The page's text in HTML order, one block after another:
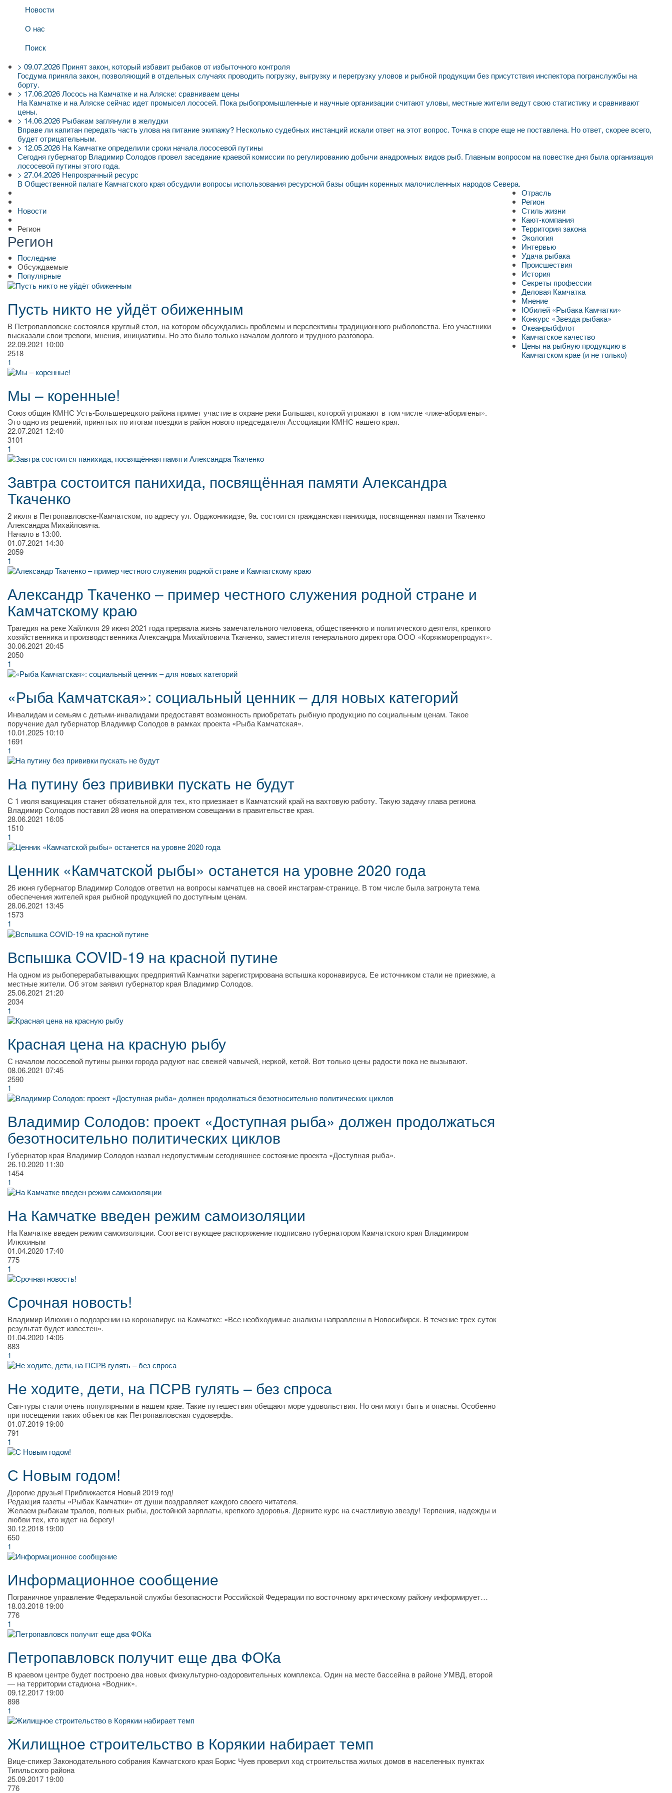
Новости
О нас
Поиск
> 09.07.2026 Принят закон, который избавит рыбаков от избыточного контроля
Госдума приняла закон, позволяющий в отдельных случаях проводить погрузку, выгрузку и перегрузку уловов и рыбной продукции без присутствия инспектора погранслужбы на
борту.
> 17.06.2026Лосось на Камчатке и на Аляске: сравниваем цены
На Камчатке и на Аляске сейчас идет промысел лососей. Пока рыбопромышленные и научные организации считают уловы, местные жители ведут свою статистику и сравнивают
цены.
> 14.06.2026 Рыбакам заглянули в желудки
Вправе ли капитан передать часть улова на питание экипажу? Несколько судебных инстанций искали ответ на этот вопрос. Точка в споре еще не поставлена. Но ответ, скорее всего,
будет отрицательным.
> 12.05.2026 На Камчатке определили сроки начала лососевой путины
Сегодня губернатор Владимир Солодов провел заседание краевой комиссии по регулированию добычи анадромных видов рыб. Главным вопросом на повестке дня была организация
лососевой путины этого года.
> 27.04.2026 Непрозрачный ресурс
В Общественной палате Камчатского края обсудили вопросы использования ресурсной базы общин коренных малочисленных народов Севера.
Новости
Регион
Регион
Последние
Обсуждаемые
Популярные
Пусть никто не уйдёт обиженным
В Петропавловске состоялся круглый стол, на котором обсуждались проблемы и перспективы традиционного рыболовства. Его участники
высказали свои тревоги, мнения, инициативы. Но это было только началом долгого и трудного разговора.
22.09.2021 10:00
2518
1
Мы – коренные!
Союз общин КМНС Усть-Большерецкого района примет участие в охране реки Большая, которой угрожают в том числе «лже-аборигены».
Это одно из решений, принятых по итогам поездки в район нового председателя Ассоциации КМНС нашего края.
22.07.2021 12:40
3101
1
Завтра состоится панихида, посвящённая памяти Александра
Ткаченко
2 июля в Петропавловске-Камчатском, по адресу ул. Орджоникидзе, 9а. состоится гражданская панихида, посвященная памяти Ткаченко
Александра Михайловича.
Начало в 13:00.
01.07.2021 14:30
2059
1
Александр Ткаченко – пример честного служения родной стране и
Камчатскому краю
Трагедия на реке Хайлюля 29 июня 2021 года прервала жизнь замечательного человека, общественного и политического деятеля, крепкого
хозяйственника и производственника Александра Михайловича Ткаченко, заместителя генерального директора ООО «Корякморепродукт».
30.06.2021 20:45
2050
1
«Рыба Камчатская»: социальный ценник – для новых категорий
Инвалидам и семьям с детьми-инвалидами предоставят возможность приобретать рыбную продукцию по социальным ценам. Такое
поручение дал губернатор Владимир Солодов в рамках проекта «Рыба Камчатская».
10.01.2025 10:10
1691
1
На путину без прививки пускать не будут
С 1 июля вакцинация станет обязательной для тех, кто приезжает в Камчатский край на вахтовую работу. Такую задачу глава региона
Владимир Солодов поставил 28 июня на оперативном совещании в правительстве края.
28.06.2021 16:05
1510
1
Ценник «Камчатской рыбы» останется на уровне 2020 года
26 июня губернатор Владимир Солодов ответил на вопросы камчатцев на своей инстаграм-странице. В том числе была затронута тема
обеспечения жителей края рыбной продукцией по доступным ценам.
28.06.2021 13:45
1573
1
Вспышка COVID-19 на красной путине
На одном из рыбоперерабатывающих предприятий Камчатки зарегистрирована вспышка коронавируса. Ее источником стали не приезжие, а
местные жители. Об этом заявил губернатор края Владимир Солодов.
25.06.2021 21:20
2034
1
Красная цена на красную рыбу
С началом лососевой путины рынки города радуют нас свежей чавычей, неркой, кетой. Вот только цены радости пока не вызывают.
08.06.2021 07:45
2590
1
Владимир Солодов: проект «Доступная рыба» должен продолжаться
безотносительно политических циклов
Губернатор края Владимир Солодов назвал недопустимым сегодняшнее состояние проекта «Доступная рыба».
26.10.2020 11:30
1454
1
На Камчатке введен режим самоизоляции
На Камчатке введен режим самоизоляции. Соответствующее распоряжение подписано губернатором Камчатского края Владимиром
Илюхиным
01.04.2020 17:40
775
1
Срочная новость!
Владимир Илюхин о подозрении на коронавирус на Камчатке: «Все необходимые анализы направлены в Новосибирск. В течение трех суток
результат будет известен».
01.04.2020 14:05
883
1
Не ходите, дети, на ПСРВ гулять – без спроса
Сап-туры стали очень популярными в нашем крае. Такие путешествия обещают море удовольствия. Но они могут быть и опасны. Особенно
при посещении таких объектов как Петропавловская судоверфь.
01.07.2019 19:00
791
1
С Новым годом!
Дорогие друзья! Приближается Новый 2019 год!
Редакция газеты «Рыбак Камчатки» от души поздравляет каждого своего читателя.
Желаем рыбакам тралов, полных рыбы, достойной зарплаты, крепкого здоровья. Держите курс на счастливую звезду! Терпения, надежды и
любви тех, кто ждет на берегу!
30.12.2018 19:00
650
1
Информационное сообщение
Пограничное управление Федеральной службы безопасности Российской Федерации по восточному арктическому району информирует…
18.03.2018 19:00
776
1
Петропавловск получит еще два ФОКа
В краевом центре будет построено два новых физкультурно-оздоровительных комплекса. Один на месте бассейна в районе УМВД, второй
— на территории стадиона «Водник».
09.12.2017 19:00
898
1
Жилищное строительство в Корякии набирает темп
Вице-спикер Законодательного собрания Камчатского края Борис Чуев проверил ход строительства жилых домов в населенных пунктах
Тигильского района
25.09.2017 19:00
776
Отрасль
Регион
Стиль жизни
Кают-компания
Территория закона
Экология
Интервью
Удача рыбака
Происшествия
История
Секреты профессии
Деловая Камчатка
Мнение
Юбилей «Рыбака Камчатки»
Конкурс «Звезда рыбака»
Океанрыбфлот
Камчатское качество
Цены на рыбную продукцию в
Камчатском крае (и не только)